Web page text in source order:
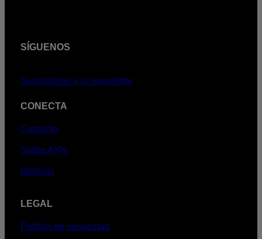
SÍGUENOS
Suscribirme a la newsletter
CONECTA
Contacto
Sobre AXN
Noticias
LEGAL
Política de privacidad